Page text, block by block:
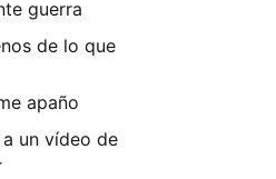
guerra
de lo que
apaño
un vídeo de